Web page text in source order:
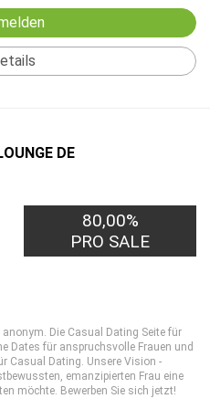
DE
80,00%
PRO SALE
Die Casual Dating Seite für
Dates für anspruchsvolle Frauen und
Casual Dating. Unsere Vision -
emanzipierten Frau eine
möchte. Bewerben Sie sich jetzt!